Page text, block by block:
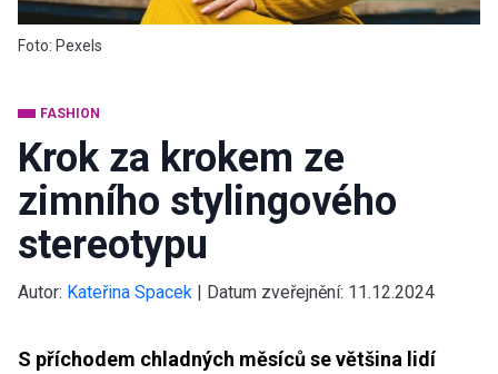
Foto: Pexels
FASHION
Krok za krokem ze
zimního stylingového
stereotypu
Autor: Kateřina Spacek | Datum zveřejnění: 11.12.2024
S příchodem chladných měsíců se většina lidí